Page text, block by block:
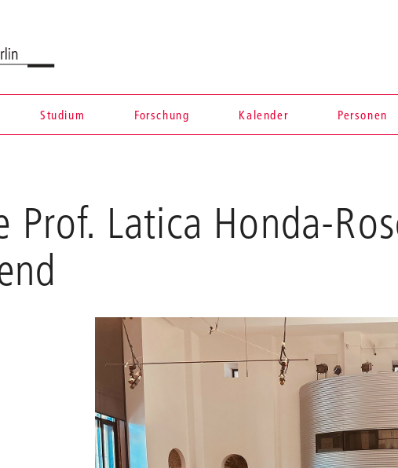
Studium Forschung Kalender Personen
Prof. Latica Honda-